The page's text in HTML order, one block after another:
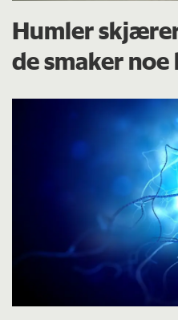
Humler
de smaker